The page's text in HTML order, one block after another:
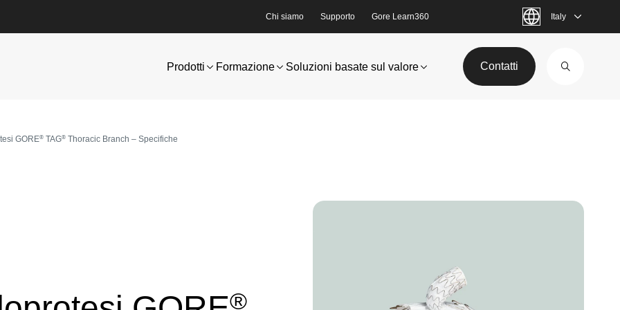
Chi siamo Supporto Gore Learn360 Italy
Prodotti Formazione Soluzioni basate sul valore Contatti
GORE® TAG® Thoracic Branch – Specifiche
®
Image